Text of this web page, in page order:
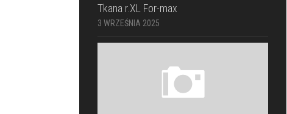
Tkana r.XL For-max
3 WRZEŚNIA 2025